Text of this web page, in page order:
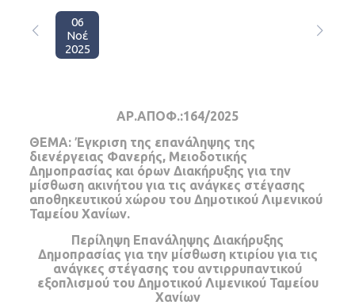
06
Νοέ
2025
ΑΡ.ΑΠΟΦ.:164/2025
ΘΕΜΑ: Έγκριση της επανάληψης της
διενέργειας Φανερής, Μειοδοτικής
Δημοπρασίας και όρων Διακήρυξης για την
μίσθωση ακινήτου για τις ανάγκες στέγασης
αποθηκευτικού χώρου του Δημοτικού Λιμενικού
Ταμείου Χανίων.
Περίληψη Επανάληψης Διακήρυξης
Δημοπρασίας για την μίσθωση κτιρίου για τις
ανάγκες στέγασης του αντιρρυπαντικού
εξοπλισμού του Δημοτικού Λιμενικού Ταμείου
Χανίων